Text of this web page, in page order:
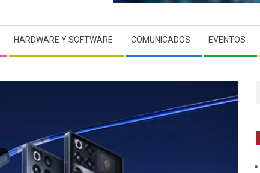
HARDWARE Y SOFTWARE COMUNICADOS EVENTOS